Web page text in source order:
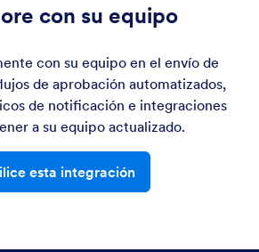
con su equipo
con su equipo en el envío de
de aprobación automatizados,
de notificación e integraciones
a su equipo actualizado.
esta integración